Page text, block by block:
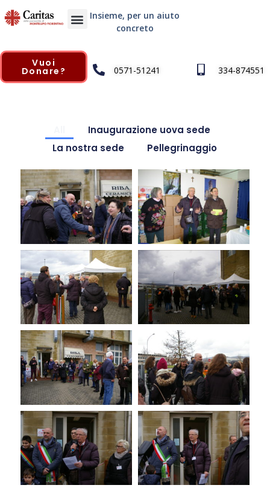
Insieme, per un aiuto
concreto
Vuoi
Donare? 0571-51241 334-874551
Inaugurazione uova sede
La nostra sede
Pellegrinaggio